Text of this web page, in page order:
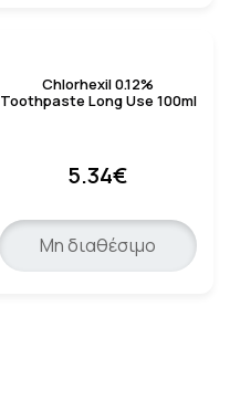
Chlorhexil 0.12%
Toothpaste Long Use 100ml
5.34€
Μη διαθέσιμο